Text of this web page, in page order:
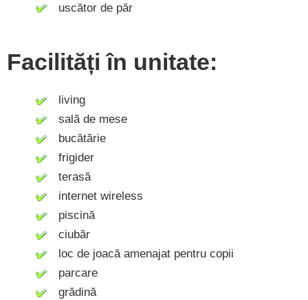
uscător de păr
Facilități în unitate:
living
sală de mese
bucătărie
frigider
terasă
internet wireless
piscină
ciubăr
loc de joacă amenajat pentru copii
parcare
grădină